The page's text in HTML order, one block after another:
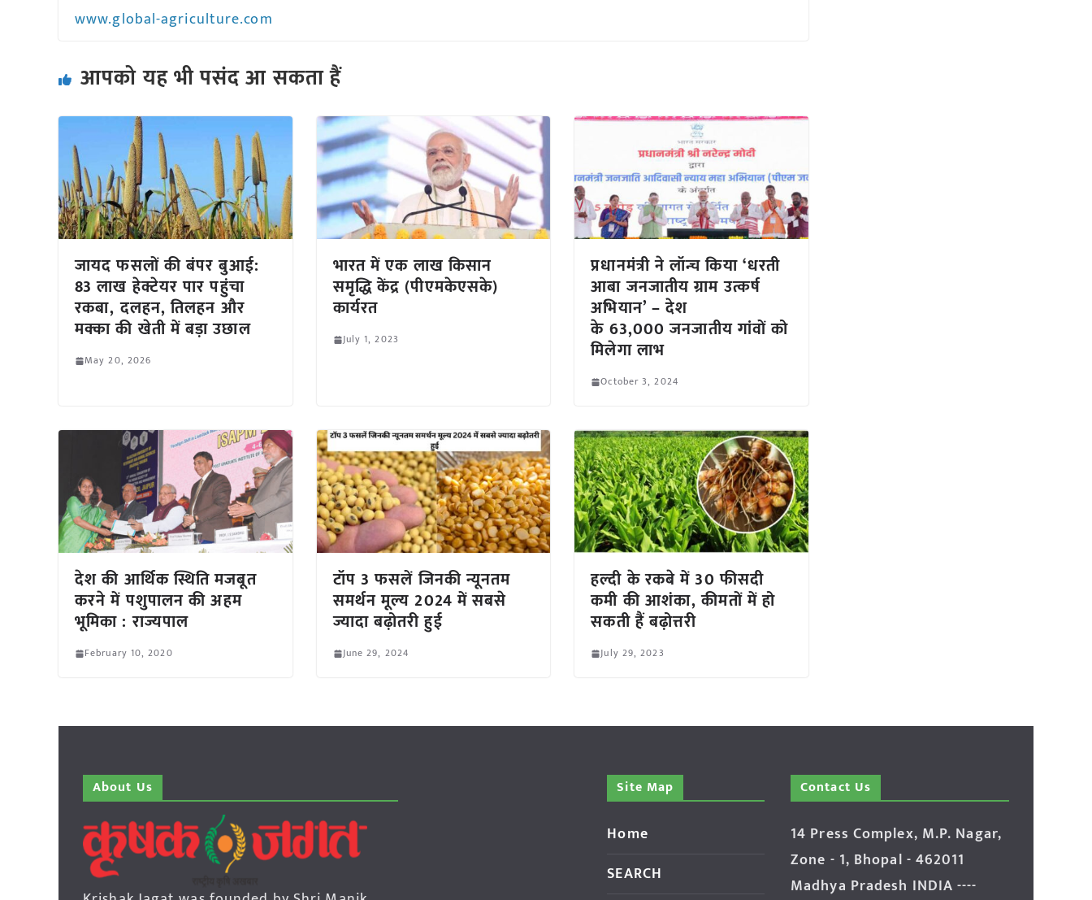
www.global-agriculture.com
आपको यह भी पसंद आ सकता हैं
जायद फसलों की बंपर बुआई:
83 लाख हेक्टेयर पार पहुंचा
रकबा, दलहन, तिलहन और
मक्का की खेती में बड़ा उछाल
May 20, 2026
भारत में एक लाख किसान
समृद्धि केंद्र (पीएमकेएसके)
कार्यरत
July 1, 2023
प्रधानमंत्री ने लॉन्च किया ‘धरती
आबा जनजातीय ग्राम उत्कर्ष
अभियान’ – देश
के 63,000 जनजातीय गांवों को
मिलेगा लाभ
October 3, 2024
देश की आर्थिक स्थिति मजबूत
करने में पशुपालन की अहम
भूमिका : राज्यपाल
February 10, 2020
टॉप 3 फसलें जिनकी न्यूनतम
समर्थन मूल्य 2024 में सबसे
ज्यादा बढ़ोतरी हुई
June 29, 2024
हल्दी के रकबे में 30 फीसदी
कमी की आशंका, कीमतों में हो
सकती हैं बढ़ोत्तरी
July 29, 2023
About Us Site Map
Home
SEARCH
Contact Us
14 Press Complex, M.P. Nagar,
Zone - 1, Bhopal - 462011
Madhya Pradesh INDIA ----